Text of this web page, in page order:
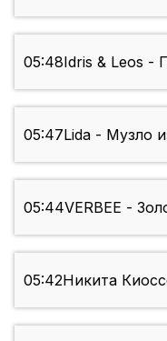
05:48Idris & Leos -
05:47Lida - Музло
05:44VERBEE -
05:42Никита